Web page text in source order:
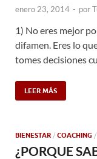
enero 23, 2014 - por
1) No eres mejor
difamen. Eres lo
tomes decisiones
LEER MÁS
BIENESTAR / COACHING /
¿PORQUE